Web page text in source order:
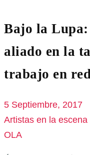
Bajo la Lupa:
aliado en la
trabajo en
5 Septiembre, 2017
Artistas en la escena
OLA